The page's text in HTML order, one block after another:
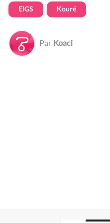
EIGS Kouré
Par Koaci